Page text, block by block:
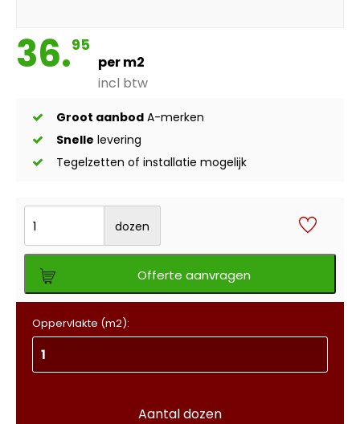
36.95
per m2
incl btw
Groot aanbod A-merken
Snelle levering
Tegelzetten of installatie mogelijk
dozen
Offerte aanvragen
Oppervlakte (m2):
Aantal dozen